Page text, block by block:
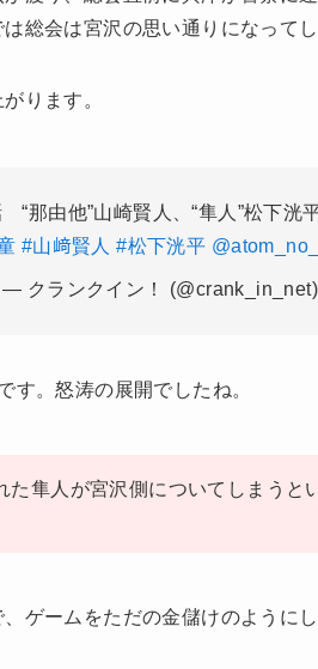
総会は宮沢の思い通りになってし
ります。
#山﨑賢人 #松下洸平